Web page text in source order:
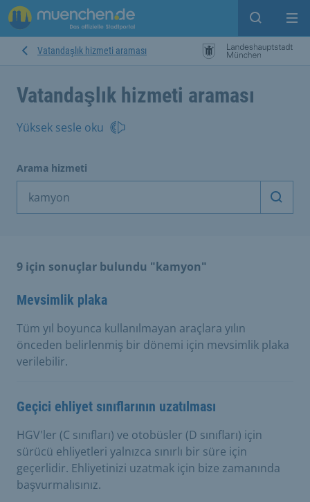
Open
Vatandaşlık hizmeti araması
Vatandaşlık hizmeti araması
Yüksek sesle oku
Arama hizmeti
9 için sonuçlar bulundu "kamyon"
Mevsimlik plaka
Tüm yıl boyunca kullanılmayan araçlara yılın
önceden belirlenmiş bir dönemi için mevsimlik plaka
verilebilir.
Geçici ehliyet sınıflarının uzatılması
HGV'ler (C sınıfları) ve otobüsler (D sınıfları) için
sürücü ehliyetleri yalnızca sınırlı bir süre için
geçerlidir. Ehliyetinizi uzatmak için bize zamanında
başvurmalısınız.